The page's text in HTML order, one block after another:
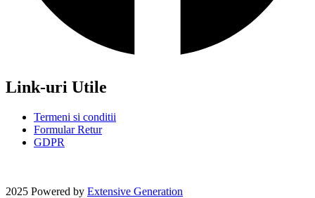
Link-uri Utile
Termeni si conditii
Formular Retur
GDPR
2025 Powered by Extensive Generation